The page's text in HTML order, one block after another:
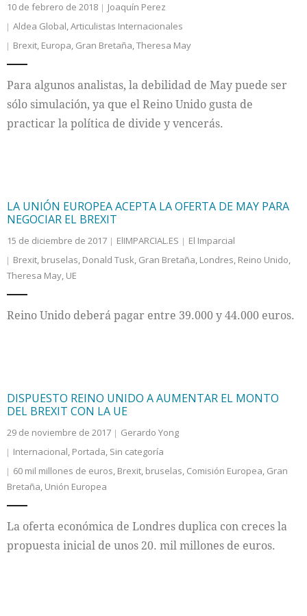
10 de febrero de 2018
Joaquín Perez
Aldea Global,Articulistas Internacionales
Brexit, Europa, Gran Bretaña,Theresa May
Para algunos analistas, la debilidad de May puede ser
sólo simulación, ya que el Reino Unido gusta de
practicar la política de divide y vencerás.
LA UNIÓN EUROPEA ACEPTA LA OFERTA DE MAY PARA
NEGOCIAR EL BREXIT
15 de diciembre de 2017 ElIMPARCIAL.ES
El Imparcial
Brexit, bruselas, Donald Tusk, Gran Bretaña, Londres, Reino Unido,
Theresa May, UE
Reino Unido deberá pagar entre 39.000 y 44.000 euros.
DISPUESTO REINO UNIDO A AUMENTAR EL MONTO
DEL BREXIT CON LA UE
29 de noviembre de 2017
Gerardo Yong
Internacional, Portada, Sin categoría
60 mil millones de euros, Brexit, bruselas, Comisión Europea, Gran
Bretaña, Unión Europea
La oferta económica de Londres duplica con creces la
propuesta inicial de unos 20. mil millones de euros.